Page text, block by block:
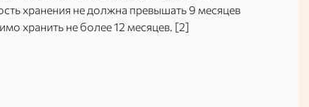
хранения не должна превышать 9 месяцев
хранить не более 12 месяцев. [2]